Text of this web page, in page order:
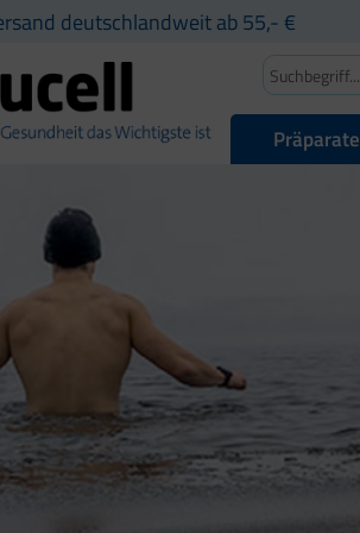
deutschlandweit ab 55,- €
Präparate